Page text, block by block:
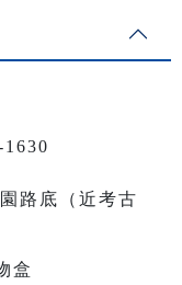
路底（近考古
盒